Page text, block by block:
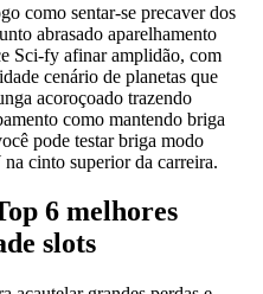
como sentar-se precaver dos
abrasado aparelhamento
Sci-fy afinar amplidão, com
cenário de planetas que
acoroçoado trazendo
como mantendo briga
pode testar briga modo
cinto superior da carreira.
6 melhores
slots